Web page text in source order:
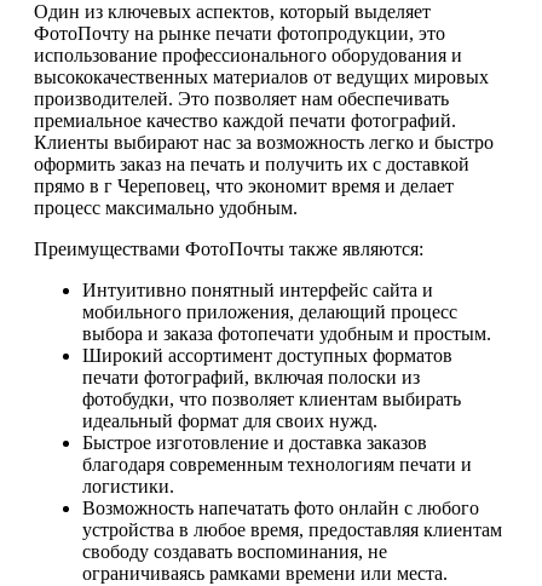
Один из ключевых аспектов, который выделяет
ФотоПочту на рынке печати фотопродукции, это
использование профессионального оборудования и
высококачественных материалов от ведущих мировых
производителей. Это позволяет нам обеспечивать
премиальное качество каждой печати фотографий.
Клиенты выбирают нас за возможность легко и быстро
оформить заказ на печать и получить их с доставкой
прямо в г Череповец, что экономит время и делает
процесс максимально удобным.
Преимуществами ФотоПочты также являются:
Интуитивно понятный интерфейс сайта и
мобильного приложения, делающий процесс
выбора и заказа фотопечати удобным и простым.
Широкий ассортимент доступных форматов
печати фотографий, включая полоски из
фотобудки, что позволяет клиентам выбирать
идеальный формат для своих нужд.
Быстрое изготовление и доставка заказов
благодаря современным технологиям печати и
логистики.
Возможность напечатать фото онлайн с любого
устройства в любое время, предоставляя клиентам
свободу создавать воспоминания, не
ограничиваясь рамками времени или места.